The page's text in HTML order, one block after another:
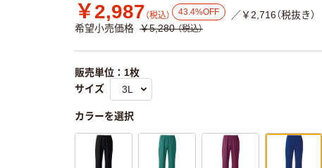
￥2,987 （税込） 43.4%OFF
／￥2,716（税抜き）
希望小売価格 ￥5,280 （税込）
販売単位：1枚
サイズ
カラーを選択